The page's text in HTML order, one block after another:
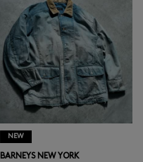
NEW
BARNEYS NEW YORK